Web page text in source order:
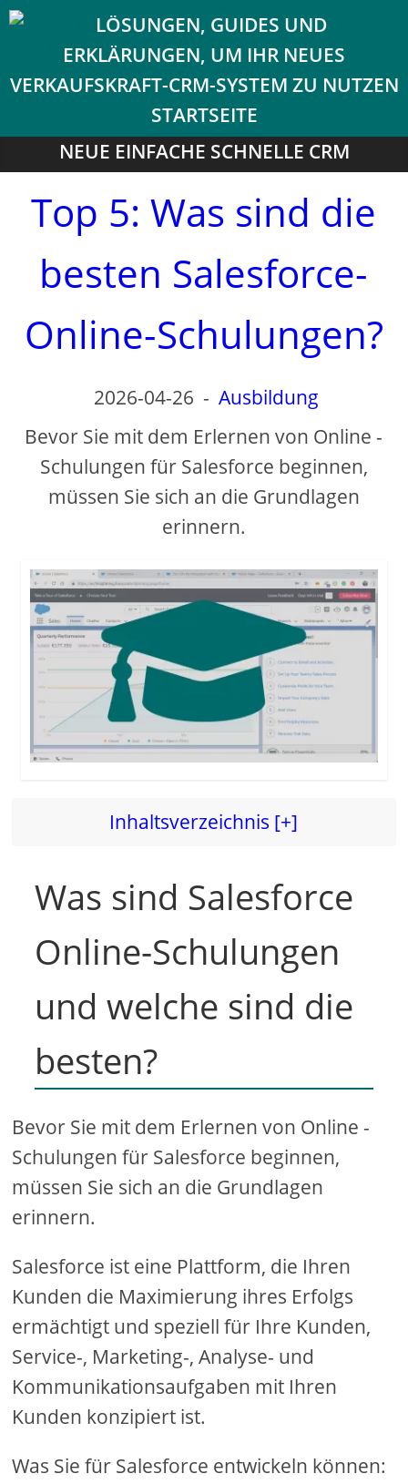
NEUE EINFACHE SCHNELLE CRM
Top 5: Was sind die
besten Salesforce-
Online-Schulungen?
2026-04-26 - Ausbildung
Bevor Sie mit dem Erlernen von Online -
Schulungen für Salesforce beginnen,
müssen Sie sich an die Grundlagen
erinnern.
Inhaltsverzeichnis [+]
Was sind Salesforce
Online-Schulungen
und welche sind die
besten?
Bevor Sie mit dem Erlernen von Online -
Schulungen für Salesforce beginnen,
müssen Sie sich an die Grundlagen
erinnern.
Salesforce ist eine Plattform, die Ihren
Kunden die Maximierung ihres Erfolgs
ermächtigt und speziell für Ihre Kunden,
Service-, Marketing-, Analyse- und
Kommunikationsaufgaben mit Ihren
Kunden konzipiert ist.
Was Sie für Salesforce entwickeln können: